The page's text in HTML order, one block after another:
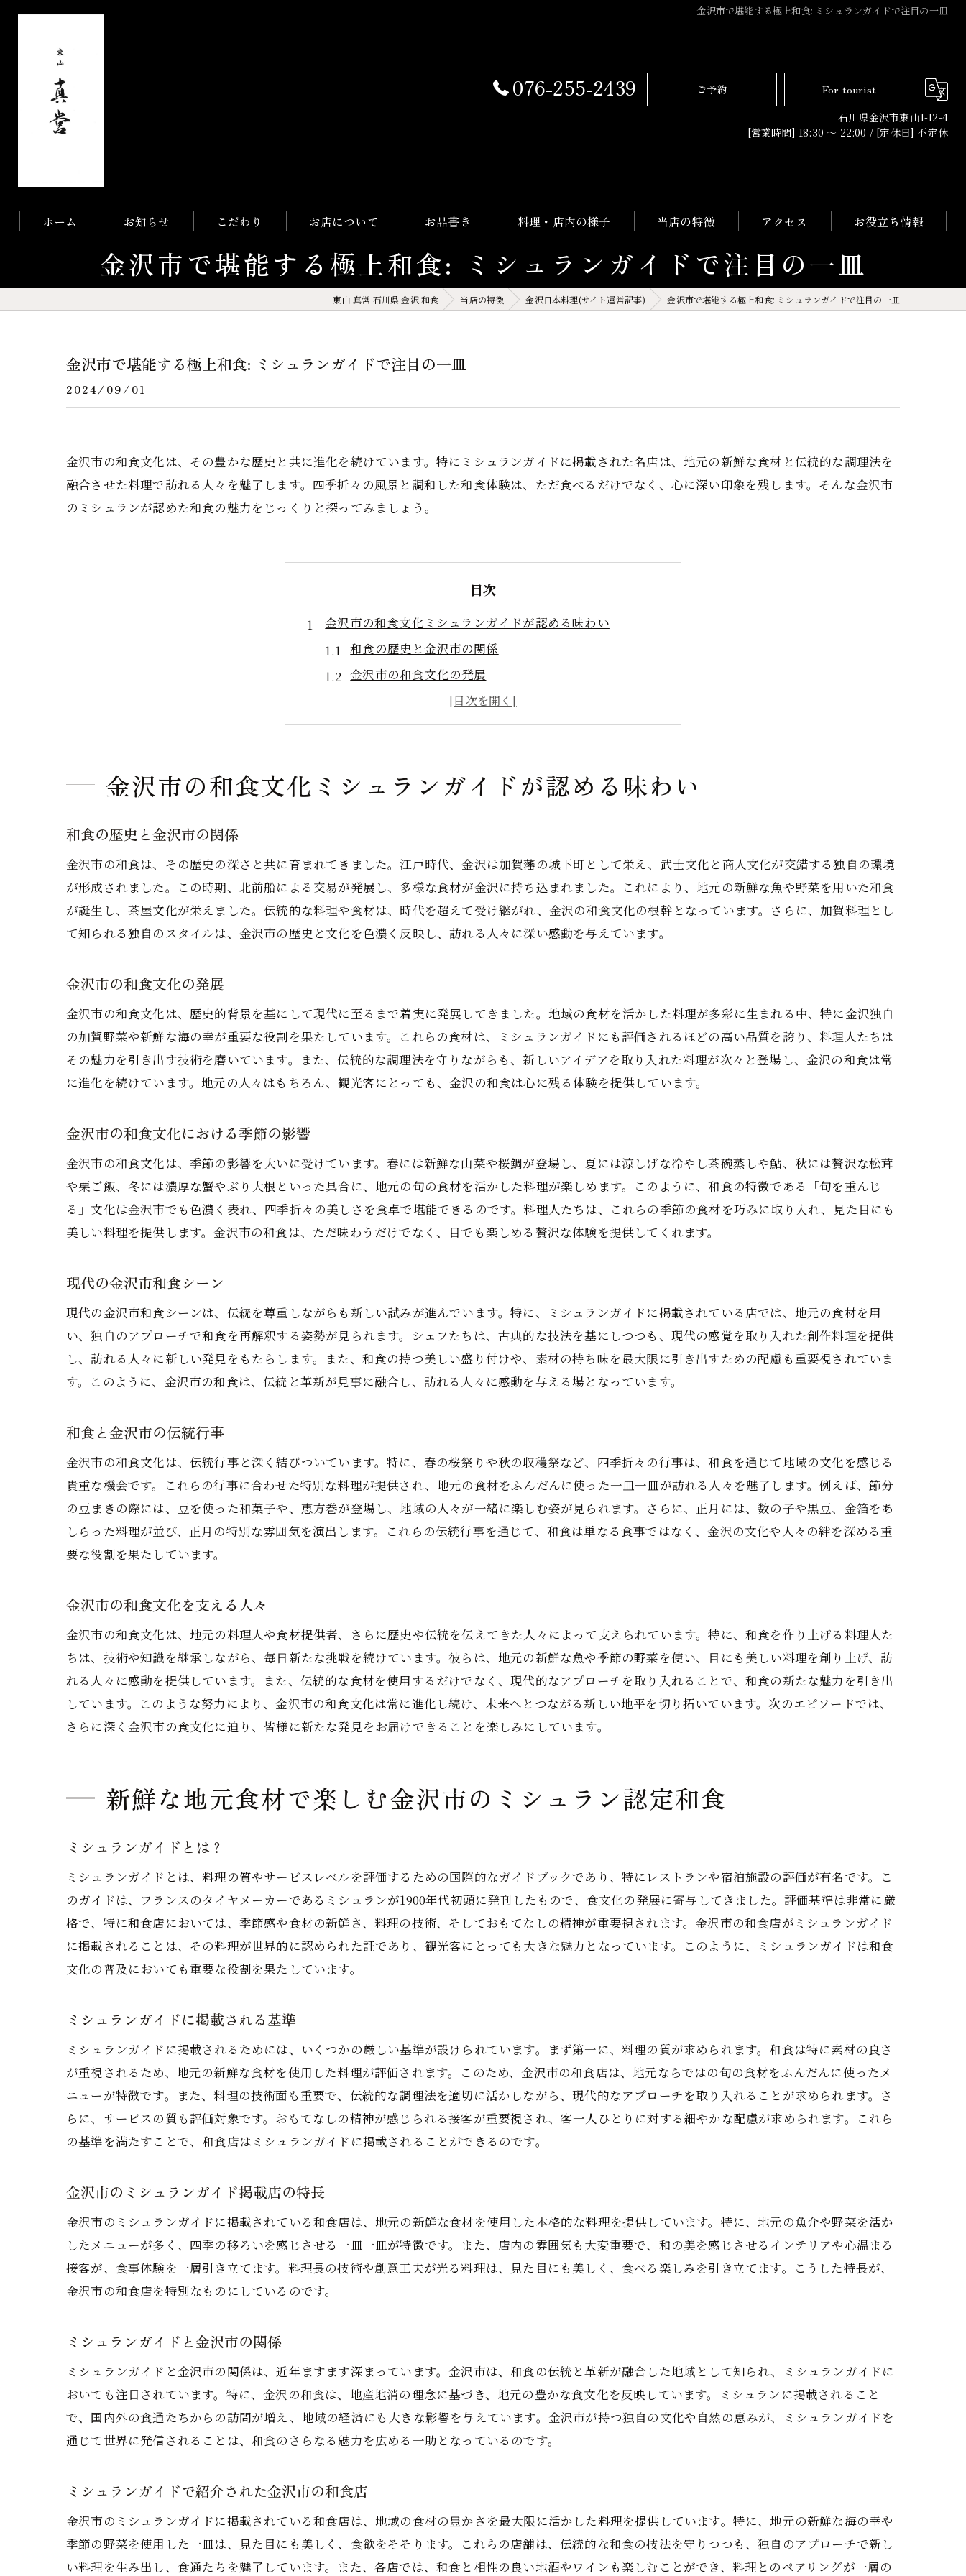
金沢市で堪能する極上和食: ミシュランガイドで注目の一皿
076-255-2439 ご予約
For tourist
石川県金沢市東山1-12-4
[営業時間] 18:30 〜 22:00 / [定休日] 不定休
ホーム お知らせ こだわり お店について お品書き 料理・店内の様子 当店の特徴
日本料理
コース
海鮮
アクセス お役立ち情報
金沢市で堪能する極上和食: ミシュランガイドで注目の一皿
東山 真営 石川県 金沢 和食 当店の特徴 金沢日本料理(サイト運営記事) 金沢市で堪能する極上和食: ミシュランガイドで注目の一皿
金沢市で堪能する極上和食: ミシュランガイドで注目の一皿
2024/09/01
金沢市の和食文化は、その豊かな歴史と共に進化を続けています。特にミシュランガイドに掲載された名店は、地元の新鮮な食材と伝統的な調理法を
融合させた料理で訪れる人々を魅了します。四季折々の風景と調和した和食体験は、ただ食べるだけでなく、心に深い印象を残します。そんな金沢市
のミシュランが認めた和食の魅力をじっくりと探ってみましょう。
目次
金沢市の和食文化ミシュランガイドが認める味わい
和食の歴史と金沢市の関係
金沢市の和食文化の発展
金沢市の和食文化における季節の影響
現代の金沢市和食シーン
金沢市の和食文化を支える人々
新鮮な地元食材で楽しむ金沢市のミシュラン認定和食
ミシュランガイドに掲載される基準
金沢市のミシュランガイド掲載店の特長
ミシュランガイドと金沢市の関係
ミシュランガイドで紹介された金沢市の和食店
金沢市の豊かな食材
四季折々の新鮮な地元食材
金沢市の伝統野菜と和食
新鮮な魚介類と和食の融合
四季折々の和食金沢市ミシュランガイドが選ぶ名店の秘密
伝統的な和食の技術
和食と現代料理の融合
金沢市の和食における創造性
伝統と革新のバランスを保つ秘訣
金沢市の和食体験心に残るミシュランガイドの一皿
ミシュランスターの意義
ミシュランガイドの評価プロセス
金沢市のミシュランガイドと和食文化
ミシュランガイド掲載店金沢市の和食文化探訪
冬の温かい和食
季節ごとのおすすめ料理
四季を通じた金沢市の和食体験
和食の真髄金沢市ミシュランガイドが見つけた逸品
名店の歴史と背景
名店の独自のメニュー
訪れるべきミシュラン星付き店
金沢市のミシュランガイド和食の魅力を堪能する旅
和食体験ツアーの魅力
金沢市での和食ワークショップ
和食体験の予約方法
心に残る和食の思い出
金沢市の和食文化ミシュランガイドが認める味わい
和食の歴史と金沢市の関係
金沢市の和食は、その歴史の深さと共に育まれてきました。江戸時代、金沢は加賀藩の城下町として栄え、武士文化と商人文化が交錯する独自の環境
が形成されました。この時期、北前船による交易が発展し、多様な食材が金沢に持ち込まれました。これにより、地元の新鮮な魚や野菜を用いた和食
が誕生し、茶屋文化が栄えました。伝統的な料理や食材は、時代を超えて受け継がれ、金沢の和食文化の根幹となっています。さらに、加賀料理とし
て知られる独自のスタイルは、金沢市の歴史と文化を色濃く反映し、訪れる人々に深い感動を与えています。
金沢市の和食文化の発展
金沢市の和食文化は、歴史的背景を基にして現代に至るまで着実に発展してきました。地域の食材を活かした料理が多彩に生まれる中、特に金沢独自
の加賀野菜や新鮮な海の幸が重要な役割を果たしています。これらの食材は、ミシュランガイドにも評価されるほどの高い品質を誇り、料理人たちは
その魅力を引き出す技術を磨いています。また、伝統的な調理法を守りながらも、新しいアイデアを取り入れた料理が次々と登場し、金沢の和食は常
に進化を続けています。地元の人々はもちろん、観光客にとっても、金沢の和食は心に残る体験を提供しています。
金沢市の和食文化における季節の影響
金沢市の和食文化は、季節の影響を大いに受けています。春には新鮮な山菜や桜鯛が登場し、夏には涼しげな冷やし茶碗蒸しや鮎、秋には贅沢な松茸
や栗ご飯、冬には濃厚な蟹やぶり大根といった具合に、地元の旬の食材を活かした料理が楽しめます。このように、和食の特徴である「旬を重んじ
る」文化は金沢市でも色濃く表れ、四季折々の美しさを食卓で堪能できるのです。料理人たちは、これらの季節の食材を巧みに取り入れ、見た目にも
美しい料理を提供します。金沢市の和食は、ただ味わうだけでなく、目でも楽しめる贅沢な体験を提供してくれます。
現代の金沢市和食シーン
現代の金沢市和食シーンは、伝統を尊重しながらも新しい試みが進んでいます。特に、ミシュランガイドに掲載されている店では、地元の食材を用
い、独自のアプローチで和食を再解釈する姿勢が見られます。シェフたちは、古典的な技法を基にしつつも、現代の感覚を取り入れた創作料理を提供
し、訪れる人々に新しい発見をもたらします。また、和食の持つ美しい盛り付けや、素材の持ち味を最大限に引き出すための配慮も重要視されていま
す。このように、金沢市の和食は、伝統と革新が見事に融合し、訪れる人々に感動を与える場となっています。
和食と金沢市の伝統行事
金沢市の和食文化は、伝統行事と深く結びついています。特に、春の桜祭りや秋の収穫祭など、四季折々の行事は、和食を通じて地域の文化を感じる
貴重な機会です。これらの行事に合わせた特別な料理が提供され、地元の食材をふんだんに使った一皿一皿が訪れる人々を魅了します。例えば、節分
の豆まきの際には、豆を使った和菓子や、恵方巻が登場し、地域の人々が一緒に楽しむ姿が見られます。さらに、正月には、数の子や黒豆、金箔をあ
しらった料理が並び、正月の特別な雰囲気を演出します。これらの伝統行事を通じて、和食は単なる食事ではなく、金沢の文化や人々の絆を深める重
要な役割を果たしています。
金沢市の和食文化を支える人々
金沢市の和食文化は、地元の料理人や食材提供者、さらに歴史や伝統を伝えてきた人々によって支えられています。特に、和食を作り上げる料理人た
ちは、技術や知識を継承しながら、毎日新たな挑戦を続けています。彼らは、地元の新鮮な魚や季節の野菜を使い、目にも美しい料理を創り上げ、訪
れる人々に感動を提供しています。また、伝統的な食材を使用するだけでなく、現代的なアプローチを取り入れることで、和食の新たな魅力を引き出
しています。このような努力により、金沢市の和食文化は常に進化し続け、未来へとつながる新しい地平を切り拓いています。次のエピソードでは、
さらに深く金沢市の食文化に迫り、皆様に新たな発見をお届けできることを楽しみにしています。
新鮮な地元食材で楽しむ金沢市のミシュラン認定和食
ミシュランガイドとは？
ミシュランガイドとは、料理の質やサービスレベルを評価するための国際的なガイドブックであり、特にレストランや宿泊施設の評価が有名です。こ
のガイドは、フランスのタイヤメーカーであるミシュランが1900年代初頭に発刊したもので、食文化の発展に寄与してきました。評価基準は非常に厳
格で、特に和食店においては、季節感や食材の新鮮さ、料理の技術、そしておもてなしの精神が重要視されます。金沢市の和食店がミシュランガイド
に掲載されることは、その料理が世界的に認められた証であり、観光客にとっても大きな魅力となっています。このように、ミシュランガイドは和食
文化の普及においても重要な役割を果たしています。
ミシュランガイドに掲載される基準
ミシュランガイドに掲載されるためには、いくつかの厳しい基準が設けられています。まず第一に、料理の質が求められます。和食は特に素材の良さ
が重視されるため、地元の新鮮な食材を使用した料理が評価されます。このため、金沢市の和食店は、地元ならではの旬の食材をふんだんに使ったメ
ニューが特徴です。また、料理の技術面も重要で、伝統的な調理法を適切に活かしながら、現代的なアプローチを取り入れることが求められます。さ
らに、サービスの質も評価対象です。おもてなしの精神が感じられる接客が重要視され、客一人ひとりに対する細やかな配慮が求められます。これら
の基準を満たすことで、和食店はミシュランガイドに掲載されることができるのです。
金沢市のミシュランガイド掲載店の特長
金沢市のミシュランガイドに掲載されている和食店は、地元の新鮮な食材を使用した本格的な料理を提供しています。特に、地元の魚介や野菜を活か
したメニューが多く、四季の移ろいを感じさせる一皿一皿が特徴です。また、店内の雰囲気も大変重要で、和の美を感じさせるインテリアや心温まる
接客が、食事体験を一層引き立てます。料理長の技術や創意工夫が光る料理は、見た目にも美しく、食べる楽しみを引き立てます。こうした特長が、
金沢市の和食店を特別なものにしているのです。
ミシュランガイドと金沢市の関係
ミシュランガイドと金沢市の関係は、近年ますます深まっています。金沢市は、和食の伝統と革新が融合した地域として知られ、ミシュランガイドに
おいても注目されています。特に、金沢の和食は、地産地消の理念に基づき、地元の豊かな食文化を反映しています。ミシュランに掲載されること
で、国内外の食通たちからの訪問が増え、地域の経済にも大きな影響を与えています。金沢市が持つ独自の文化や自然の恵みが、ミシュランガイドを
通じて世界に発信されることは、和食のさらなる魅力を広める一助となっているのです。
ミシュランガイドで紹介された金沢市の和食店
金沢市のミシュランガイドに掲載されている和食店は、地域の食材の豊かさを最大限に活かした料理を提供しています。特に、地元の新鮮な海の幸や
季節の野菜を使用した一皿は、見た目にも美しく、食欲をそそります。これらの店舗は、伝統的な和食の技法を守りつつも、独自のアプローチで新し
い料理を生み出し、食通たちを魅了しています。また、各店では、和食と相性の良い地酒やワインも楽しむことができ、料理とのペアリングが一層の